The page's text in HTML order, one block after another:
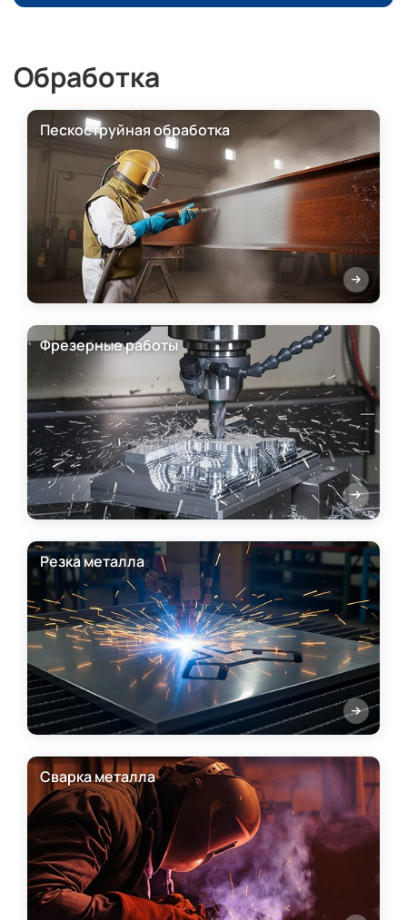
Обработка
Пескоструйная обработка
Фрезерные работы
Резка металла
Сварка металла